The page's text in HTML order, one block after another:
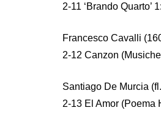
2-11 ‘Brando Quarto’
Francesco Cavalli
2-12 Canzon
Santiago De Murcia
2-13 El Amor (Poema